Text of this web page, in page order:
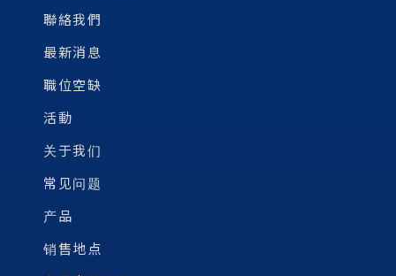
聯絡我們
最新消息
職位空缺
活動
关于我们
常见问题
产品
销售地点